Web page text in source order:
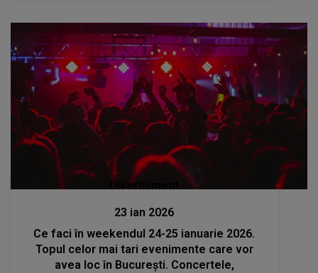
Divertisment
23 ian 2026
Ce faci în weekendul 24-25 ianuarie 2026.
Topul celor mai tari evenimente care vor
avea loc în București. Concertele,